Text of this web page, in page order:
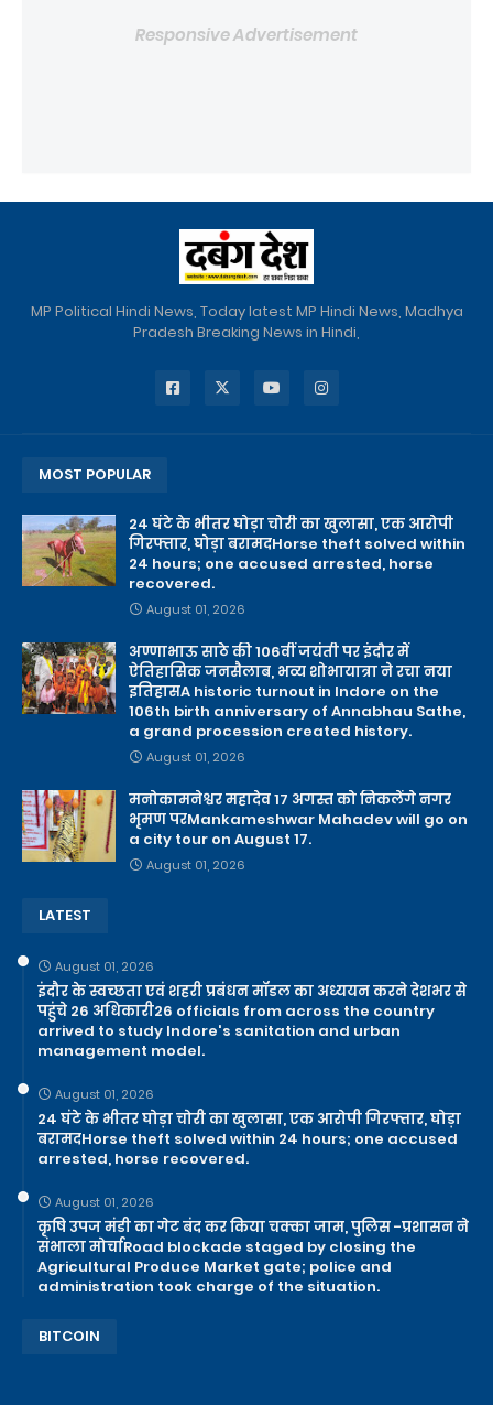
Responsive Advertisement
MP Political Hindi News, Today latest MP Hindi News, Madhya
Pradesh Breaking News in Hindi,
MOST POPULAR
24 घंटे के भीतर घोड़ा चोरी का खुलासा, एक आरोपी
गिरफ्तार, घोड़ा बरामदHorse theft solved within
24 hours; one accused arrested, horse
recovered.
August 01, 2026
अण्णाभाऊ साठे की 106वीं जयंती पर इंदौर में
ऐतिहासिक जनसैलाब, भव्य शोभायात्रा ने रचा नया
इतिहासA historic turnout in Indore on the
106th birth anniversary of Annabhau Sathe,
a grand procession created history.
August 01, 2026
मनोकामनेश्वर महादेव 17 अगस्त को निकलेंगे नगर
भृमण परMankameshwar Mahadev will go on
a city tour on August 17.
August 01, 2026
LATEST
August 01, 2026
इंदौर के स्वच्छता एवं शहरी प्रबंधन मॉडल का अध्ययन करने देशभर से
पहुंचे 26 अधिकारी26 officials from across the country
arrived to study Indore's sanitation and urban
management model.
August 01, 2026
24 घंटे के भीतर घोड़ा चोरी का खुलासा, एक आरोपी गिरफ्तार, घोड़ा
बरामदHorse theft solved within 24 hours; one accused
arrested, horse recovered.
August 01, 2026
कृषि उपज मंडी का गेट बंद कर किया चक्का जाम, पुलिस -प्रशासन ने
संभाला मोर्चाRoad blockade staged by closing the
Agricultural Produce Market gate; police and
administration took charge of the situation.
BITCOIN